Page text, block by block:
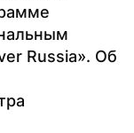
Russia». Об